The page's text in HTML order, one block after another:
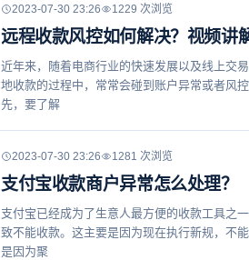
2023-07-30 23:26 1229 次浏览
远程收款风控如何解决？视频讲
近年来，随着电商行业的快速发展以及线上交
地收款的过程中，常常会碰到账户异常或者风
先，要了解
2023-07-30 23:26 1281 次浏览
支付宝收款商户异常怎么处理？
支付宝已经成为了生意人最方便的收款工具之
致不能收款。这主要是因为现在执行新规，不
是因为聚